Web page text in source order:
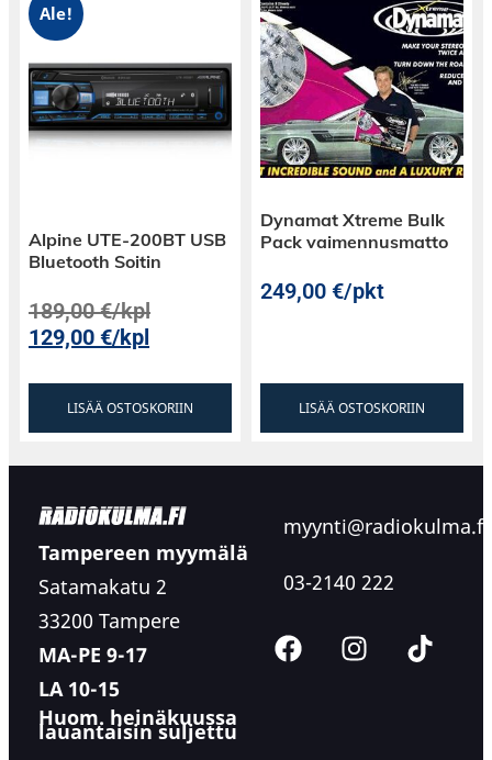
Ale!
Alpine UTE-200BT USB
Bluetooth Soitin
189,00€/kpl
129,00€/kpl
LISÄÄ OSTOSKORIIN
Dynamat Xtreme Bulk
Pack vaimennusmatto
249,00€/pkt
LISÄÄ OSTOSKORIIN
Tampereen myymälä
Satamakatu 2
33200 Tampere
MA-PE 9-17
LA 10-15
Huom. heinäkuussa
lauantaisin suljettu
myynti@radiokulma.fi
03-2140 222